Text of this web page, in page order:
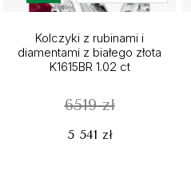
Kolczyki z rubinami i
diamentami z białego złota
K1615BR 1.02 ct
6519 zł
5 541 zł